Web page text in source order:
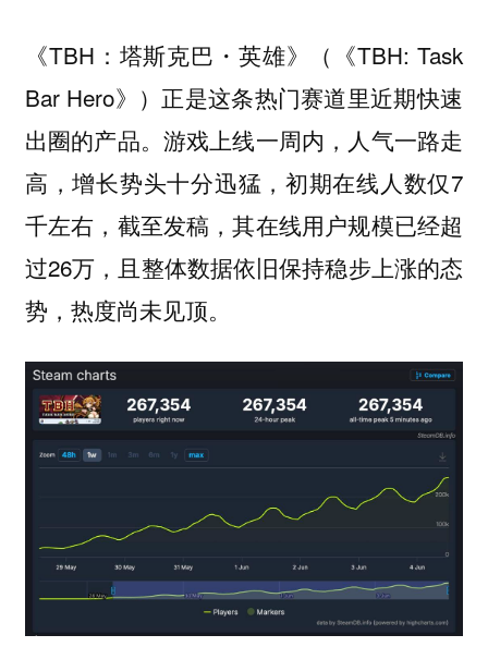
《TBH：塔斯克巴・英雄》（《TBH: Task
Bar Hero》）正是这条热门赛道里近期快速
出圈的产品。游戏上线一周内，人气一路走
高，增长势头十分迅猛，初期在线人数仅7
千左右，截至发稿，其在线用户规模已经超
过26万，且整体数据依旧保持稳步上涨的态
势，热度尚未见顶。